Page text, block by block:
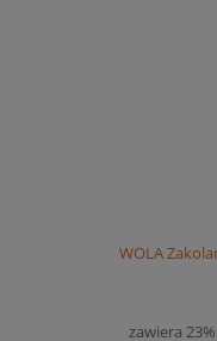
WOLA
zawiera